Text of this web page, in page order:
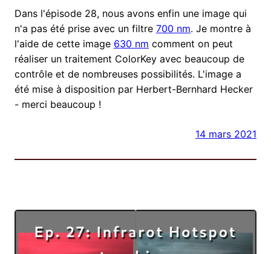
Dans l'épisode 28, nous avons enfin une image qui
n'a pas été prise avec un filtre 700 nm. Je montre à
l'aide de cette image 630 nm comment on peut
réaliser un traitement ColorKey avec beaucoup de
contrôle et de nombreuses possibilités. L'image a
été mise à disposition par Herbert-Bernhard Hecker
- merci beaucoup !
14 mars 2021